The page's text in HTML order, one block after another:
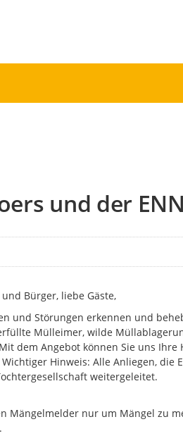
und der
Bürger, liebe Gäste,
und Störungen erkennen und
Mülleimer, wilde
dem Angebot können Sie uns
Hinweis: Alle Anliegen, die
weitergeleitet.
Mängelmelder nur um Mängel zu